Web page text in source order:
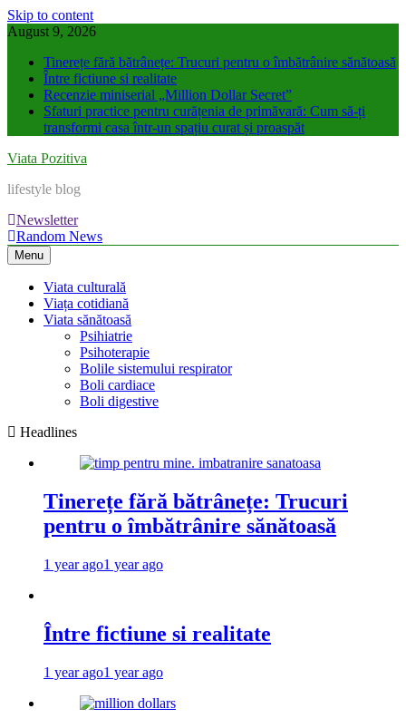
Skip to content
August 9, 2026
Tinerețe fără bătrânețe: Trucuri pentru o îmbătrânire sănătoasă
Între fictiune si realitate
Recenzie miniserial „Million Dollar Secret”
Sfaturi practice pentru curățenia de primăvară: Cum să-ți
transformi casa într-un spațiu curat și proaspăt
Viata Pozitiva
lifestyle blog
Newsletter
Random News
Menu
Viata culturală
Viața cotidiană
Viata sănătoasă
Psihiatrie
Psihoterapie
Bolile sistemului respirator
Boli cardiace
Boli digestive
Headlines
Tinerețe fără bătrânețe: Trucuri
pentru o îmbătrânire sănătoasă
1 year ago1 year ago
Între fictiune si realitate
1 year ago1 year ago